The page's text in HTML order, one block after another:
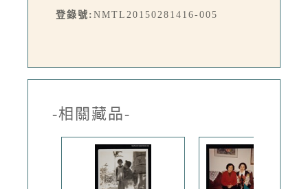
登錄號: NMTL20150281416-005
-相關藏品-